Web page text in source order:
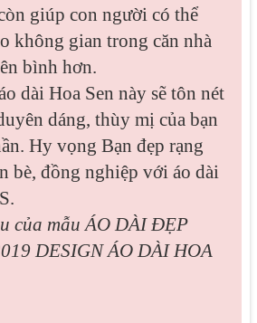
giúp con người có thể
không gian trong căn nhà
bình hơn.
dài Hoa Sen này sẽ tôn nét
dáng, thùy mị của bạn
Hy vọng Bạn đẹp rạng
bè, đồng nghiệp với áo dài
của mẫuÁO DÀI ĐẸP
DESIGN ÁO DÀI HOA